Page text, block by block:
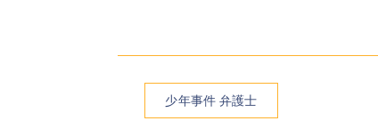
少年事件 弁護士